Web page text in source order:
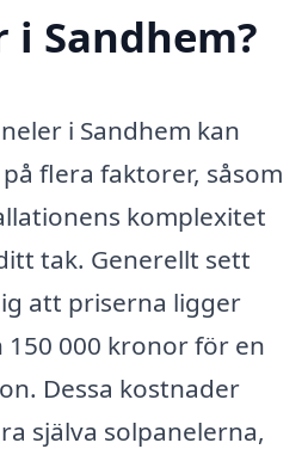
Sandhem?
i Sandhem kan
flera faktorer, såsom
komplexitet
tak. Generellt sett
att priserna ligger
150 000 kronor för en
Dessa kostnader
själva solpanelerna,